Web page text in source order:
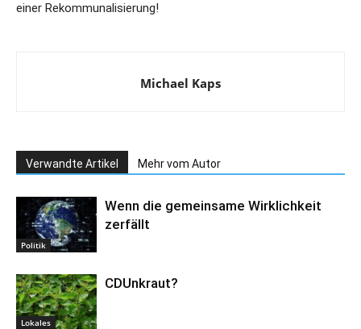
einer Rekommunalisierung!
Michael Kaps
Verwandte Artikel Mehr vom Autor
Politik
Wenn die gemeinsame Wirklichkeit
zerfällt
Lokales
CDUnkraut?